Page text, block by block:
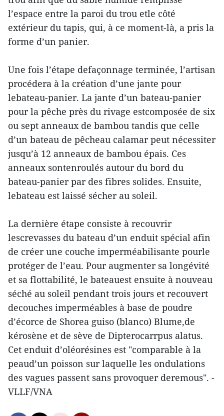
l’espace entre la paroi du trou etle côté
extérieur du tapis, qui, à ce moment-là, a pris la
forme d’un panier.
Une fois l’étape defaçonnage terminée, l’artisan
procédera à la création d’une jante pour
lebateau-panier. La jante d’un bateau-panier
pour la pêche près du rivage estcomposée de six
ou sept anneaux de bambou tandis que celle
d’un bateau de pêcheau calamar peut nécessiter
jusqu’à 12 anneaux de bambou épais. Ces
anneaux sontenroulés autour du bord du
bateau-panier par des fibres solides. Ensuite,
lebateau est laissé sécher au soleil.
La dernière étape consiste à recouvrir
lescrevasses du bateau d’un enduit spécial afin
de créer une couche imperméabilisante pourle
protéger de l’eau. Pour augmenter sa longévité
et sa flottabilité, le bateauest ensuite à nouveau
séché au soleil pendant trois jours et recouvert
decouches imperméables à base de poudre
d’écorce de Shorea guiso (blanco) Blume,de
kérosène et de sève de Dipterocarrpus alatus.
Cet enduit d’oléorésines est "comparable à la
peaud’un poisson sur laquelle les ondulations
des vagues passent sans provoquer deremous". -
VLLF/VNA